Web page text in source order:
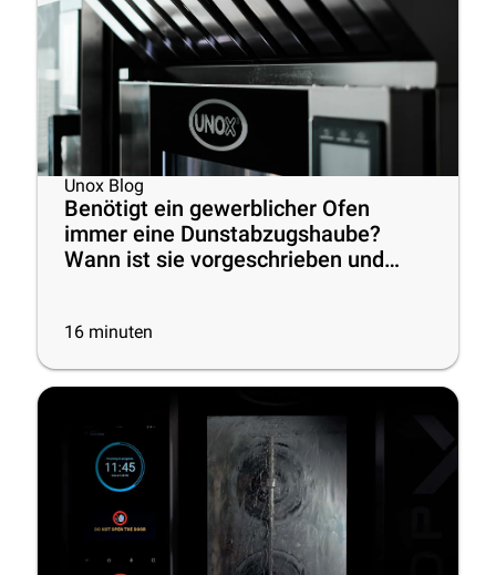
Unox Blog
Benötigt ein gewerblicher Ofen
immer eine Dunstabzugshaube?
Wann ist sie vorgeschrieben und
16 minuten